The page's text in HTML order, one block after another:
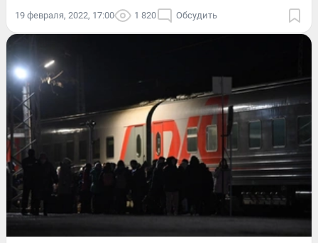
19 февраля, 2022, 17:00 1 820 Обсудить